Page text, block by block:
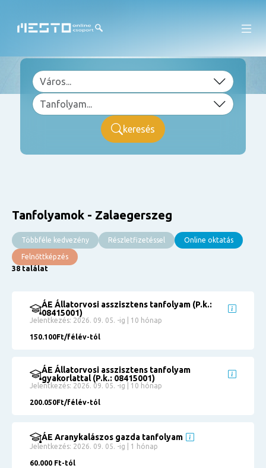
keresés
Tanfolyamok - Zalaegerszeg
Többféle kedvezény Részletfizetéssel Online oktatás
Felnőttképzés
38 találat
ÁE Állatorvosi asszisztens tanfolyam (P.k.:
08415001)
Jelentkezés: 2026. 09. 05. -ig | 10 hónap
150.100Ft/félév-tól
ÁE Állatorvosi asszisztens tanfolyam
gyakorlattal (P.k.: 08415001)
Jelentkezés: 2026. 09. 05. -ig | 10 hónap
200.050Ft/félév-tól
ÁE Aranykalászos gazda tanfolyam
Jelentkezés: 2026. 09. 05. -ig | 1 hónap
60.000 Ft-tól